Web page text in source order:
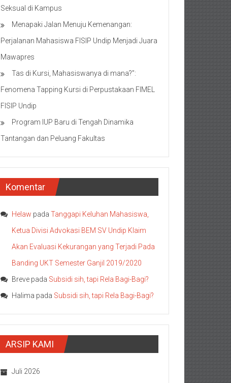
Seksual di Kampus
Menapaki Jalan Menuju Kemenangan:
Perjalanan Mahasiswa FISIP Undip Menjadi Juara
Mawapres
Tas di Kursi, Mahasiswanya di mana?”:
Fenomena Tapping Kursi di Perpustakaan FIMEL
FISIP Undip
Program IUP Baru di Tengah Dinamika
Tantangan dan Peluang Fakultas
Komentar
Helaw pada Tanggapi Keluhan Mahasiswa,
Ketua Divisi Advokasi BEM SV Undip Klaim
Akan Evaluasi Kekurangan yang Terjadi Pada
Banding UKT Semester Ganjil 2019/2020
Breve pada Subsidi sih, tapi Rela Bagi-Bagi?
Halima pada Subsidi sih, tapi Rela Bagi-Bagi?
ARSIP KAMI
Juli 2026